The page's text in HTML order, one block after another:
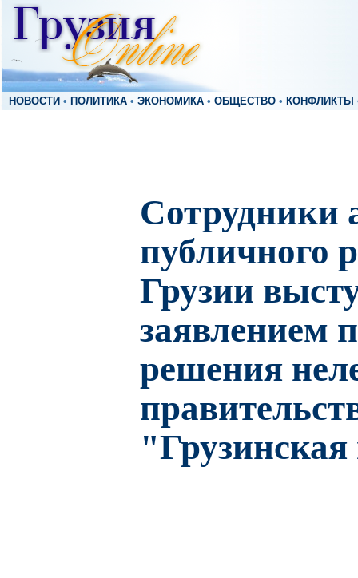
НОВОСТИ • ПОЛИТИКА • ЭКОНОМИКА • ОБЩЕСТВО • КОНФЛИКТЫ
Сотрудники
публичного
Грузии
заявлением
решения